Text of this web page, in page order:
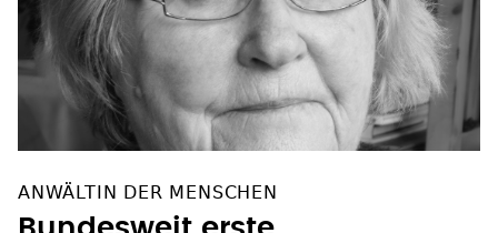
ANWÄLTIN DER MENSCHEN